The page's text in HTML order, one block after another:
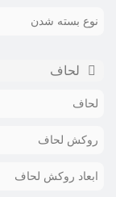
نوع بسته شدن
لحاف
لحاف
روکش لحاف
ابعاد روکش لحاف